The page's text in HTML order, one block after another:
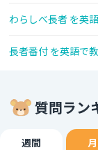
わらしべ長者 を英
長者番付 を英語で
質問ラン
週間